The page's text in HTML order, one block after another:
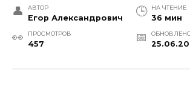
АВТОР
Егор Александрович
НА ЧТЕНИЕ
36 мин
ПРОСМОТРОВ
457